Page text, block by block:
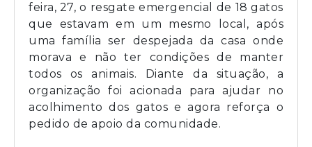
feira, 27, o resgate emergencial de 18 gatos
que estavam em um mesmo local, após
uma família ser despejada da casa onde
morava e não ter condições de manter
todos os animais. Diante da situação, a
organização foi acionada para ajudar no
acolhimento dos gatos e agora reforça o
pedido de apoio da comunidade.